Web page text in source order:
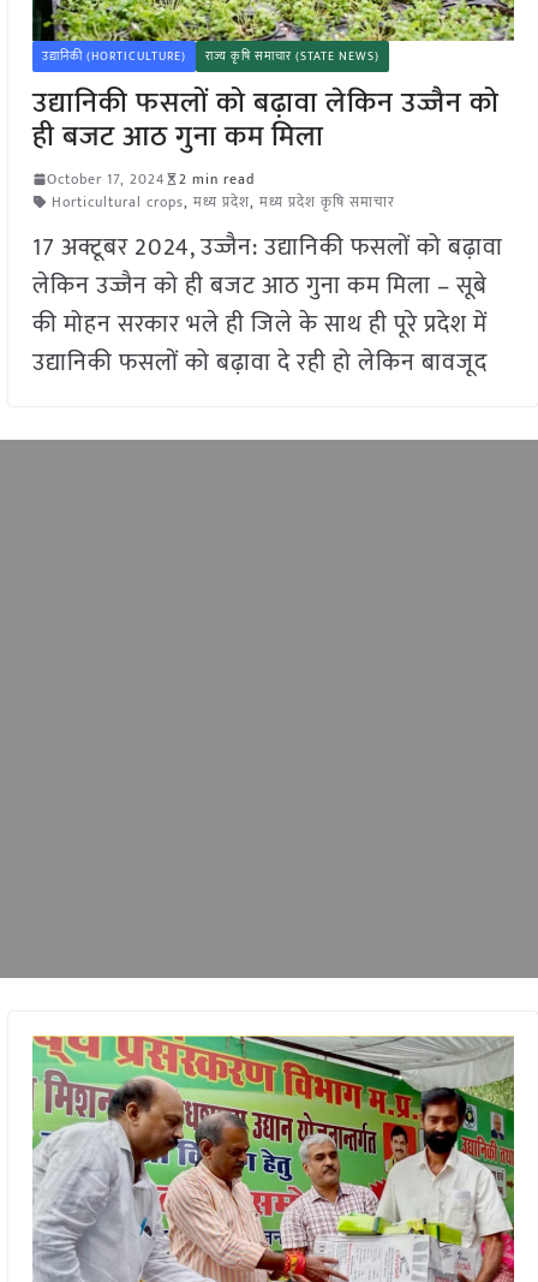
उद्यानिकी (HORTICULTURE) राज्य कृषि समाचार (STATE NEWS)
उद्यानिकी फसलों को बढ़ावा लेकिन उज्जैन को
ही बजट आठ गुना कम मिला
October 17, 2024
2 min read
Horticultural crops, मध्य प्रदेश, मध्य प्रदेश कृषि समाचार
17 अक्टूबर 2024, उज्जैन: उद्यानिकी फसलों को बढ़ावा
लेकिन उज्जैन को ही बजट आठ गुना कम मिला – सूबे
की मोहन सरकार भले ही जिले के साथ ही पूरे प्रदेश में
उद्यानिकी फसलों को बढ़ावा दे रही हो लेकिन बावजूद